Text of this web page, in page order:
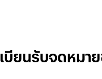
บียนรับจดหมา